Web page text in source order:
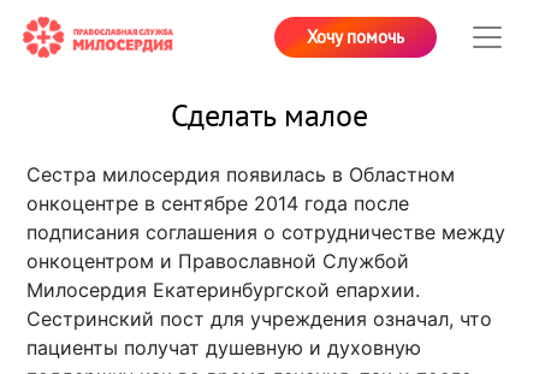
Хочу помочь
Сделать малое
Сестра милосердия появилась в Областном
онкоцентре в сентябре 2014 года после
подписания соглашения о сотрудничестве между
онкоцентром и Православной Службой
Милосердия Екатеринбургской епархии.
Сестринский пост для учреждения означал, что
пациенты получат душевную и духовную